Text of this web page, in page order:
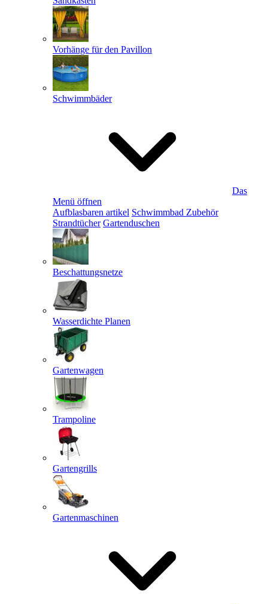
Vorhänge für den Pavillon
Schwimmbäder
Das
Menü öffnen
Aufblasbaren artikel Schwimmbad Zubehör
Strandtücher Gartenduschen
Beschattungsnetze
Wasserdichte Planen
Gartenwagen
Trampoline
Gartengrills
Gartenmaschinen